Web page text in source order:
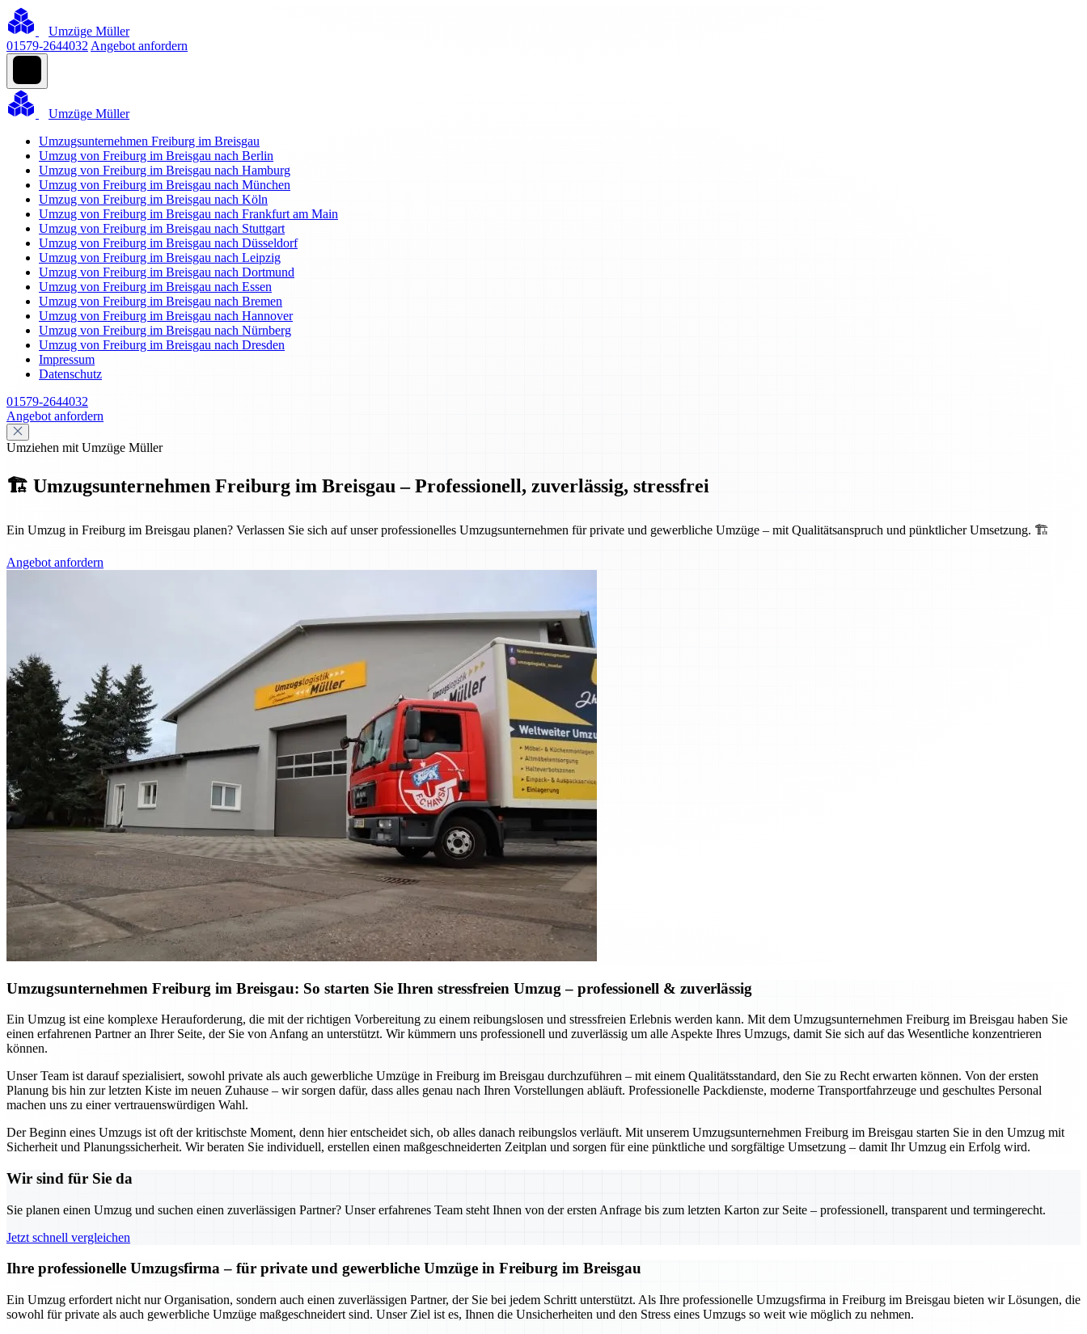
Umzüge Müller
01579-2644032 Angebot anfordern
Umzüge Müller
Umzugsunternehmen Freiburg im Breisgau
Umzug von Freiburg im Breisgau nach Berlin
Umzug von Freiburg im Breisgau nach Hamburg
Umzug von Freiburg im Breisgau nach München
Umzug von Freiburg im Breisgau nach Köln
Umzug von Freiburg im Breisgau nach Frankfurt am Main
Umzug von Freiburg im Breisgau nach Stuttgart
Umzug von Freiburg im Breisgau nach Düsseldorf
Umzug von Freiburg im Breisgau nach Leipzig
Umzug von Freiburg im Breisgau nach Dortmund
Umzug von Freiburg im Breisgau nach Essen
Umzug von Freiburg im Breisgau nach Bremen
Umzug von Freiburg im Breisgau nach Hannover
Umzug von Freiburg im Breisgau nach Nürnberg
Umzug von Freiburg im Breisgau nach Dresden
Impressum
Datenschutz
01579-2644032
Angebot anfordern
Umziehen mit Umzüge Müller
🏗️ Umzugsunternehmen Freiburg im Breisgau – Professionell, zuverlässig, stressfrei
Ein Umzug in Freiburg im Breisgau planen? Verlassen Sie sich auf unser professionelles Umzugsunternehmen für private und gewerbliche Umzüge – mit Qualitätsanspruch und pünktlicher Umsetzung. 🏗️
Angebot anfordern
Umzugsunternehmen Freiburg im Breisgau: So starten Sie Ihren stressfreien Umzug – professionell & zuverlässig
Ein Umzug ist eine komplexe Herauforderung, die mit der richtigen Vorbereitung zu einem reibungslosen und stressfreien Erlebnis werden kann. Mit dem Umzugsunternehmen Freiburg im Breisgau haben Sie
einen erfahrenen Partner an Ihrer Seite, der Sie von Anfang an unterstützt. Wir kümmern uns professionell und zuverlässig um alle Aspekte Ihres Umzugs, damit Sie sich auf das Wesentliche konzentrieren
können.
Unser Team ist darauf spezialisiert, sowohl private als auch gewerbliche Umzüge in Freiburg im Breisgau durchzuführen – mit einem Qualitätsstandard, den Sie zu Recht erwarten können. Von der ersten
Planung bis hin zur letzten Kiste im neuen Zuhause – wir sorgen dafür, dass alles genau nach Ihren Vorstellungen abläuft. Professionelle Packdienste, moderne Transportfahrzeuge und geschultes Personal
machen uns zu einer vertrauenswürdigen Wahl.
Der Beginn eines Umzugs ist oft der kritischste Moment, denn hier entscheidet sich, ob alles danach reibungslos verläuft. Mit unserem Umzugsunternehmen Freiburg im Breisgau starten Sie in den Umzug mit
Sicherheit und Planungssicherheit. Wir beraten Sie individuell, erstellen einen maßgeschneiderten Zeitplan und sorgen für eine pünktliche und sorgfältige Umsetzung – damit Ihr Umzug ein Erfolg wird.
Wir sind für Sie da
Sie planen einen Umzug und suchen einen zuverlässigen Partner? Unser erfahrenes Team steht Ihnen von der ersten Anfrage bis zum letzten Karton zur Seite – professionell, transparent und termingerecht.
Jetzt schnell vergleichen
Ihre professionelle Umzugsfirma – für private und gewerbliche Umzüge in Freiburg im Breisgau
Ein Umzug erfordert nicht nur Organisation, sondern auch einen zuverlässigen Partner, der Sie bei jedem Schritt unterstützt. Als Ihre professionelle Umzugsfirma in Freiburg im Breisgau bieten wir Lösungen, die
sowohl für private als auch gewerbliche Umzüge maßgeschneidert sind. Unser Ziel ist es, Ihnen die Unsicherheiten und den Stress eines Umzugs so weit wie möglich zu nehmen.